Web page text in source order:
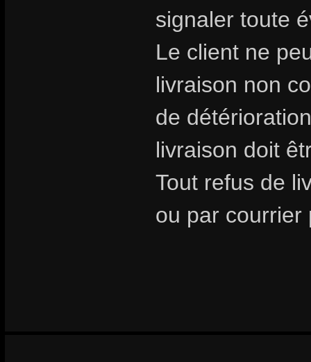
signaler toute
Le client ne
livraison non
de
livraison doit
Tout refus de
ou par courrier